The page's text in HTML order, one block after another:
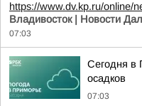
https://www.dv.kp.ru/online/
Владивосток | Новости
07:03
Сегодня в
осадков
07:03